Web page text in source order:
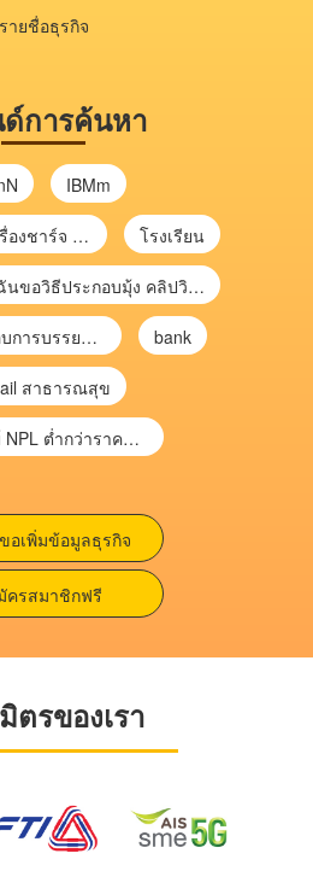
รายชื่อธุรกิจ
ด์การค้นหา
IBMm
-or-1304 ยี่ห้อเครื่องชาร์จ chargecore โรงเรียน
ฉันขอวิธีประกอบมุ้ง คลิปวิดีโอ การประกอบมุ้ง
เอกสารประกอบการบรรยาย การประเมินความเสี่ยงเพื่อวางแผนการตรวจสอบ \ bank
สาธารณสุข
ซื้อทรัพย์ NPL ต่ำกว่าราคาตลาด 30-70% แบบไม่ต้องไปประมูล”
อเพิ่มข้อมูลธุรกิจ
ครสมาชิกฟรี
ตรของเรา